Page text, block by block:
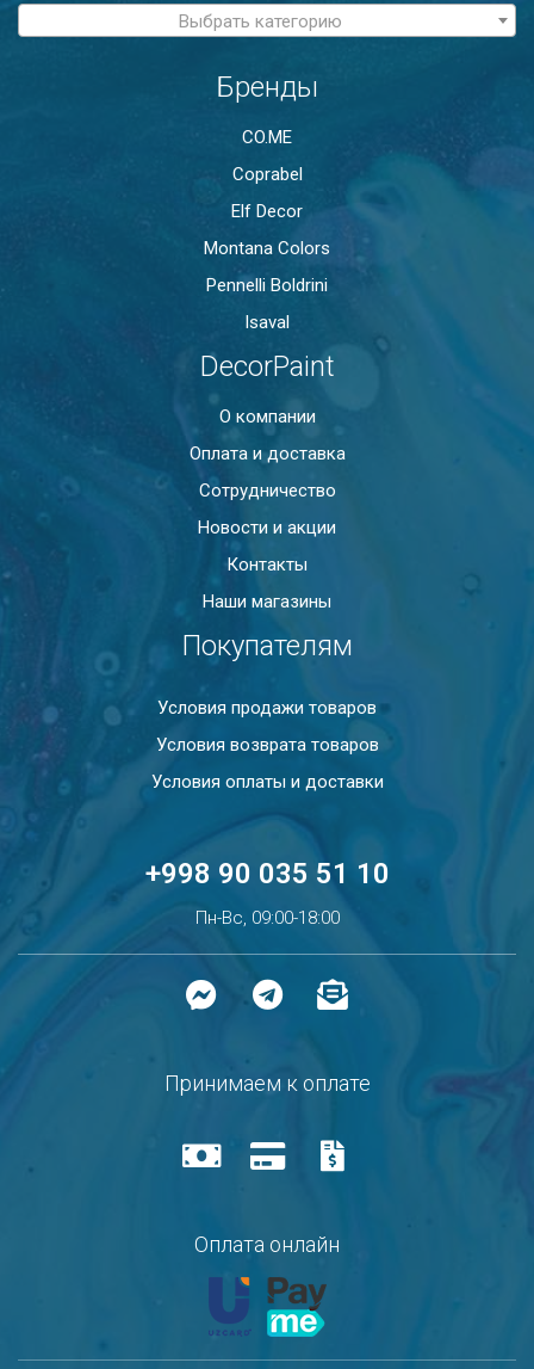
Выбрать категорию
Бренды
CO.ME
Coprabel
Elf Decor
Montana Colors
Pennelli Boldrini
Isaval
DecorPaint
О компании
Оплата и доставка
Сотрудничество
Новости и акции
Контакты
Наши магазины
Покупателям
Условия продажи товаров
Условия возврата товаров
Условия оплаты и доставки
+998 90 035 51 10
Пн-Вс, 09:00-18:00
Принимаем к оплате
Оплата онлайн